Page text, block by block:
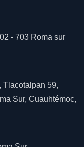
- 703 Roma sur
Tlacotalpan 59,
Sur, Cuauhtémoc,